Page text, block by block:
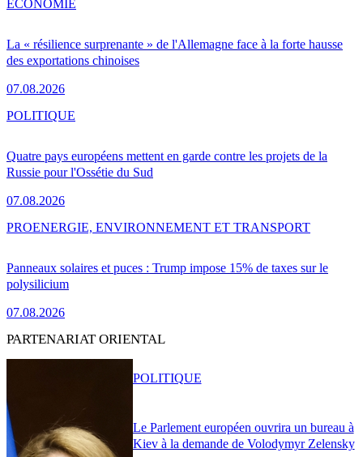
La « résilience surprenante » de l'Allemagne face à la forte hausse
des exportations chinoises
07.08.2026
ÉCONOMIE
Quatre pays européens mettent en garde contre les projets de la
Russie pour l'Ossétie du Sud
07.08.2026
POLITIQUE
Panneaux solaires et puces : Trump impose 15% de taxes sur le
polysilicium
07.08.2026
PROENERGIE, ENVIRONNEMENT ET TRANSPORT
PARTENARIAT ORIENTAL
Le Parlement européen ouvrira un bureau à
Kiev à la demande de Volodymyr Zelensky
POLITIQUE